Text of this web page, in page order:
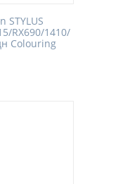
STYLUS
RX690/1410/
Colouring